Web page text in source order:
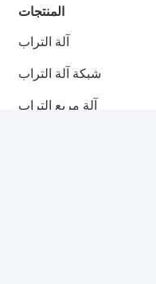
المنتجات
آلة التراب
شبكة آلة التراب
آلة مربع التراب